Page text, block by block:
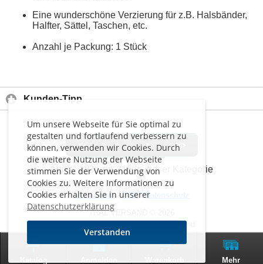
Um unsere Webseite für Sie optimal zu
gestalten und fortlaufend verbessern zu
können, verwenden wir Cookies. Durch
die weitere Nutzung der Webseite
stimmen Sie der Verwendung von
Cookies zu. Weitere Informationen zu
Cookies erhalten Sie in unserer
Datenschutzerklärung
Verstanden
Eine wunderschöne Verzierung für z.B. Halsbänder,
Halfter, Sättel, Taschen, etc.
Anzahl je Packung: 1 Stück
Kunden-Tipp
<< < > >>
Artikel183 von 215in dieser Kategorie
Impressum-AGB-Datenschutz
THAL VERSAND © 2026
Alle Preise inkl. MwSt. zzgl. Versand
Zur klassischen Website
Mehr